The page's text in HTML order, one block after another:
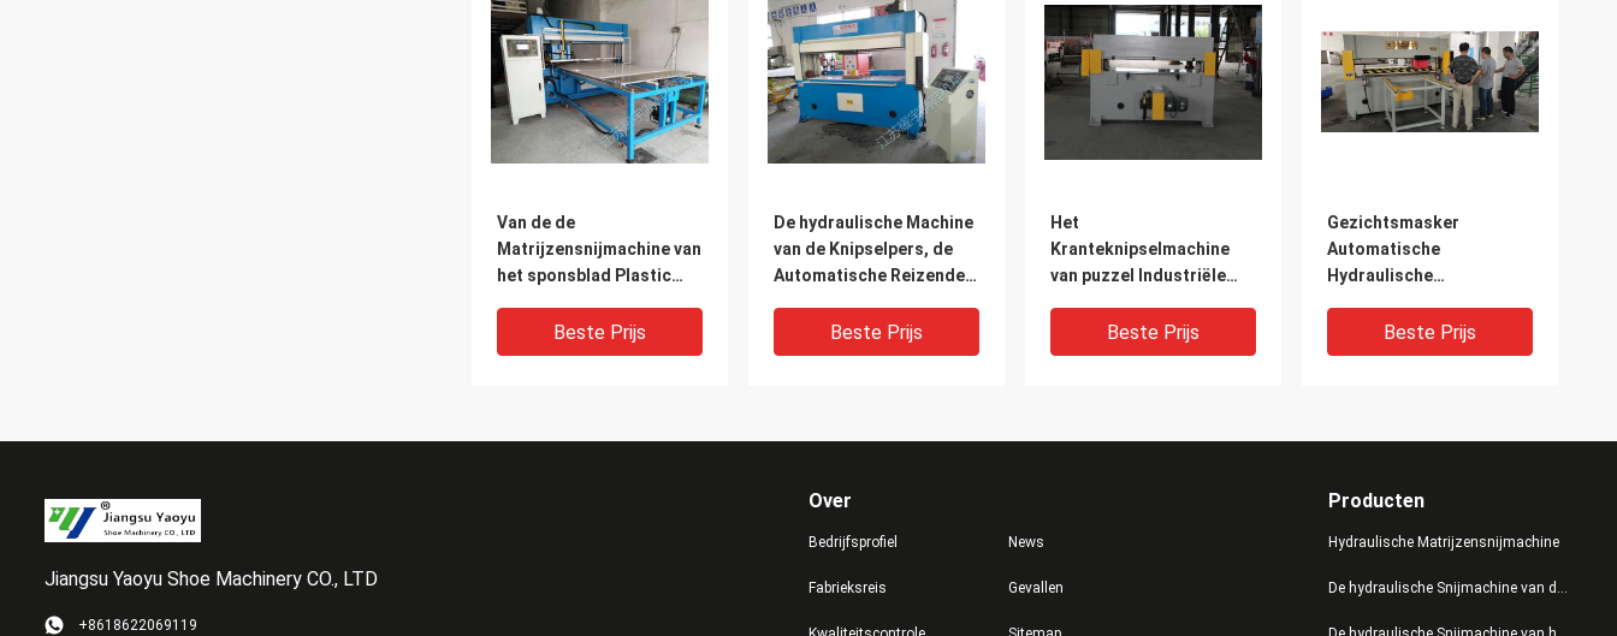
Van de de
Matrijzensnijmachine van
het sponsblad Plastic
10135mm Slagwaaier
Beste Prijs
De hydraulische Machine
van de Knipselpers, de
Automatische Reizende
Knipselpers Gemaakt in
China
Beste Prijs
Het
Kranteknipselmachine
van puzzel Industriële
GarantieBeste Prijs
Gezichtsmasker
Automatische
Hydraulische
PrestatiesBeste Prijs
Jiangsu Yaoyu Shoe Machinery CO., LTD
+8618622069119
Over
Bedrijfsprofiel
Fabrieksreis
News
Gevallen
Producten
Hydraulische Matrijzensnijmachine
De hydraulische Snijmachine van de Persmatrijs